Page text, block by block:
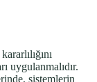
uygulanmalıdır.
sistemlerin